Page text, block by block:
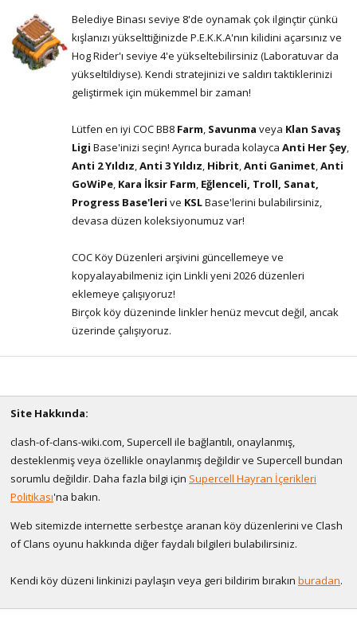
Belediye Binası seviye 8'de oynamak çok ilginçtir çünkü
kışlanızı yükselttiğinizde P.E.K.K.A'nın kilidini açarsınız ve
Hog Rider'ı seviye 4'e yükseltebilirsiniz (Laboratuvar da
yükseltildiyse). Kendi stratejinizi ve saldırı taktiklerinizi
geliştirmek için mükemmel bir zaman!
Lütfen en iyi COC BB8 Farm Savunma veya Klan Savaş
Ligi Base'inizi seçin! Ayrıca burada kolayca Anti Her Şey
Anti 2 Yıldız Anti 3 Yıldız Hibrit Anti Ganimet Anti
GoWiPe Kara İksir Farm Eğlenceli, Troll, Sanat,
Progress Base'leri ve KSLBase'lerini bulabilirsiniz,
devasa düzen koleksiyonumuz var!
COC Köy Düzenleri arşivini güncellemeye ve
kopyalayabilmeniz için Linkli yeni 2026 düzenleri
eklemeye çalışıyoruz!
Birçok köy düzeninde linkler henüz mevcut değil, ancak
üzerinde çalışıyoruz.
Site Hakkında:
clash-of-clans-wiki.com, Supercell ile bağlantılı, onaylanmış,
desteklenmiş veya özellikle onaylanmış değildir ve Supercell bundan
sorumlu değildir. Daha fazla bilgi için Supercell Hayran İçerikleri
Politikası'na bakın.
Web sitemizde internette serbestçe aranan köy düzenlerini ve Clash
of Clans oyunu hakkında diğer faydalı bilgileri bulabilirsiniz.
Kendi köy düzeni linkinizi paylaşın veya geri bildirim bırakın buradan.